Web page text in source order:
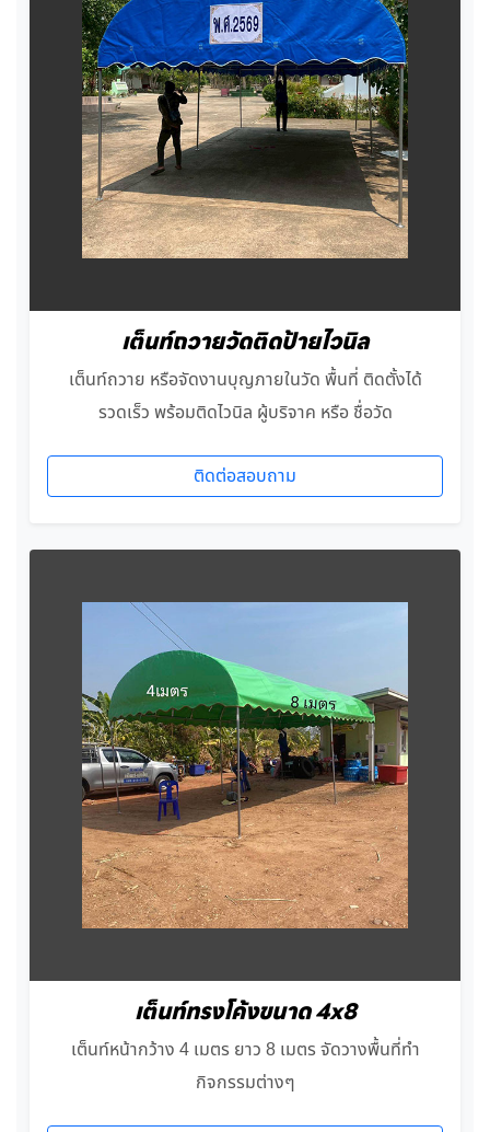
เต็นท์ถวายวัดติดป้ายไวนิล
เต็นท์ถวาย หรือจัดงานบุญภายในวัด พื้นที่ ติดตั้งได้
รวดเร็ว พร้อมติดไวนิล ผู้บริจาค หรือ ชื่อวัด
ติดต่อสอบถาม
เต็นท์ทรงโค้งขนาด 4x8
เต็นท์หน้ากว้าง 4 เมตร ยาว 8 เมตร จัดวางพื้นที่ทำ
กิจกรรมต่างๆ